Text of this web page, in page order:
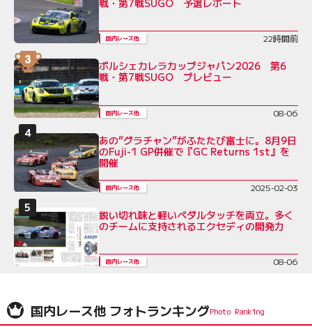
国内レース他 22時間前
ポルシェカレラカップジャパン2026 第6
戦・第7戦SUGO プレビュー
国内レース他 08-06
あの“グラチャン”がふたたび富士に。8月9日
のFuji-1 GP併催で『GC Returns 1st』を
開催
国内レース他 2025-02-03
鋭い切れ味と軽いペダルタッチを両立。多く
のチームに支持されるエクセディの開発力
国内レース他 08-06
国内レース他 フォトランキング